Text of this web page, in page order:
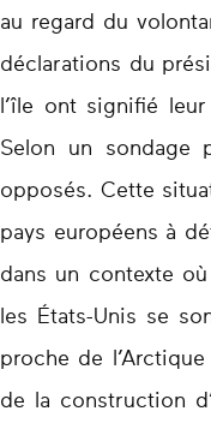
au regard du
déclarations du
l’île ont signifié
Selon un sondage
opposés. Cette
pays européens à
dans un contexte
les États-Unis se
proche de
de la construction